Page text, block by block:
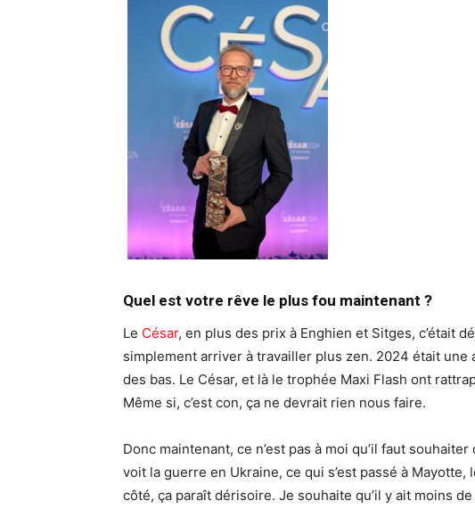
Quel est votre rêve le plus fou maintenant ?
Le César, en plus des prix à Enghien et Sitges, c’était
simplement arriver à travailler plus zen. 2024 était
des bas. Le César, et là le trophée Maxi Flash ont
Même si, c’est con, ça ne devrait rien nous faire.
Donc maintenant, ce n’est pas à moi qu’il faut
voit la guerre en Ukraine, ce qui s’est passé à
côté, ça paraît dérisoire. Je souhaite qu’il y ait moins